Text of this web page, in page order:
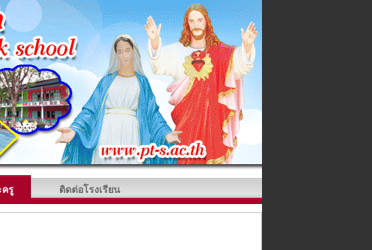
รู ติดต่อโรงเรียน